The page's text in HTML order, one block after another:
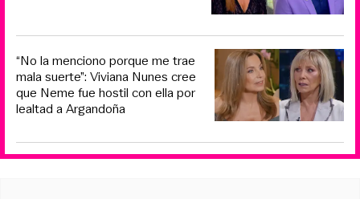
“No la menciono porque me trae
mala suerte”: Viviana Nunes cree
que Neme fue hostil con ella por
lealtad a Argandoña